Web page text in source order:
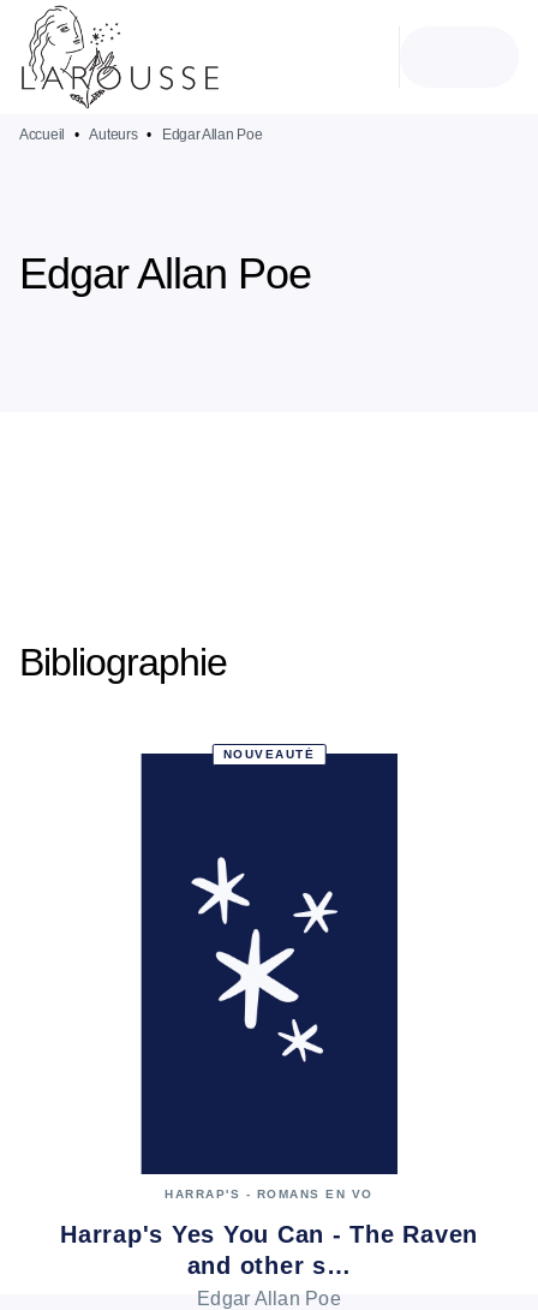
MENU
PIED DE PAGE
Accueil • Auteurs • Edgar Allan Poe
Edgar Allan Poe
Bibliographie
NOUVEAUTÉ
HARRAP'S - ROMANS EN VO
Harrap's Yes You Can - The Raven
and other s…
Edgar Allan Poe